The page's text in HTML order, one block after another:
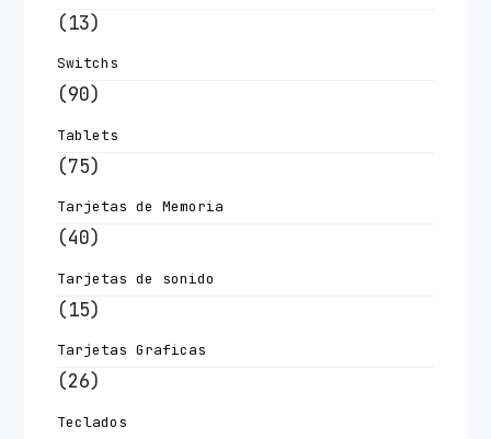
(13)
Switchs
(90)
Tablets
(75)
Tarjetas de Memoria
(40)
Tarjetas de sonido
(15)
Tarjetas Graficas
(26)
Teclados